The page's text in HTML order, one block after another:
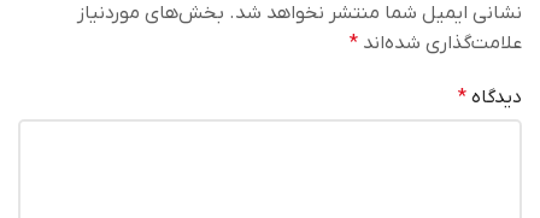
نشانی ایمیل شما منتشر نخواهد شد. بخش‌های موردنیاز
علامت‌گذاری شده‌اند *
دیدگاه *